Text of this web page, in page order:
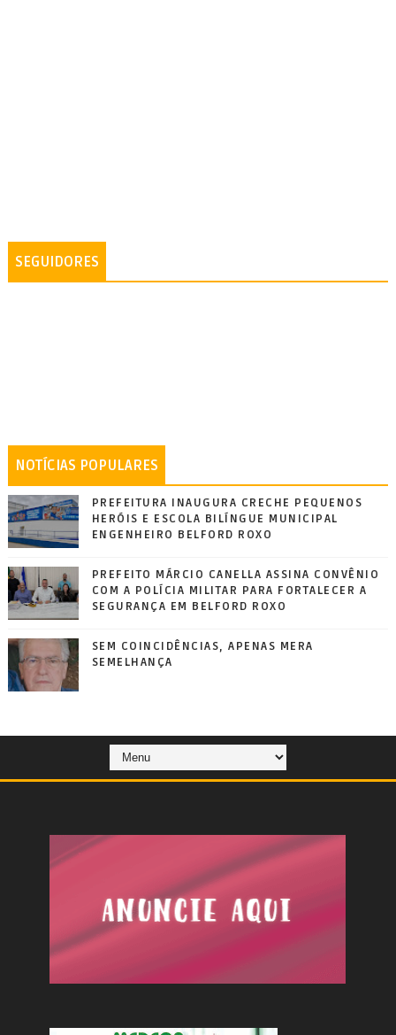
SEGUIDORES
NOTÍCIAS POPULARES
PREFEITURA INAUGURA CRECHE PEQUENOS
HERÓIS E ESCOLA BILÍNGUE MUNICIPAL
ENGENHEIRO BELFORD ROXO
PREFEITO MÁRCIO CANELLA ASSINA CONVÊNIO
COM A POLÍCIA MILITAR PARA FORTALECER A
SEGURANÇA EM BELFORD ROXO
SEM COINCIDÊNCIAS, APENAS MERA
SEMELHANÇA